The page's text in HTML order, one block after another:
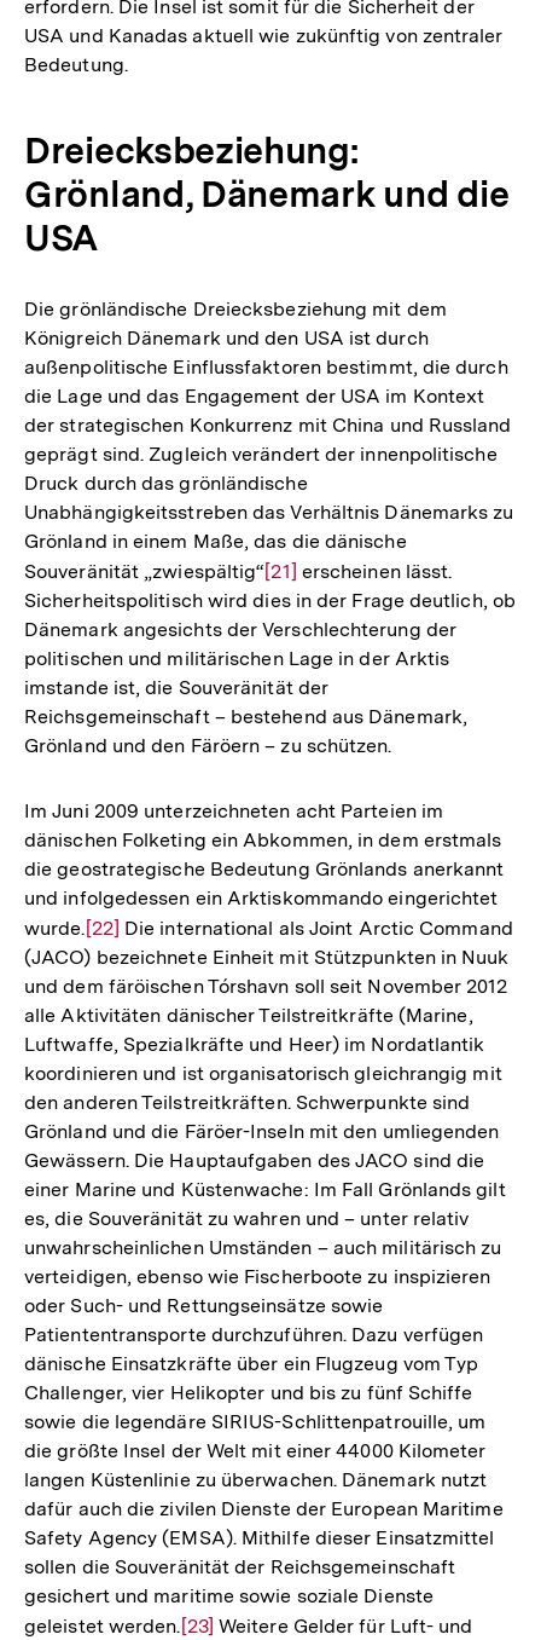
erfordern. Die Insel ist somit für die Sicherheit der
USA und Kanadas aktuell wie zukünftig von zentraler
Bedeutung.
Dreiecksbeziehung:
Grönland, Dänemark und die
USA
Die grönländische Dreiecksbeziehung mit dem
Königreich Dänemark und den USA ist durch
außenpolitische Einflussfaktoren bestimmt, die durch
die Lage und das Engagement der USA im Kontext
der strategischen Konkurrenz mit China und Russland
geprägt sind. Zugleich verändert der innenpolitische
Druck durch das grönländische
Unabhängigkeitsstreben das Verhältnis Dänemarks zu
Grönland in einem Maße, das die dänische
Souveränität „zwiespältig“Zur
Auflösung
der
Fußnote
[21] erscheinen lässt.
Sicherheitspolitisch wird dies in der Frage deutlich, ob
Dänemark angesichts der Verschlechterung der
politischen und militärischen Lage in der Arktis
imstande ist, die Souveränität der
Reichsgemeinschaft – bestehend aus Dänemark,
Grönland und den Färöern – zu schützen.
Im Juni 2009 unterzeichneten acht Parteien im
dänischen Folketing ein Abkommen, in dem erstmals
die geostrategische Bedeutung Grönlands anerkannt
und infolgedessen ein Arktiskommando eingerichtet
wurde.Zur
Auflösung
der
Fußnote
[22] Die international als Joint Arctic Command
(JACO) bezeichnete Einheit mit Stützpunkten in Nuuk
und dem färöischen Tórshavn soll seit November 2012
alle Aktivitäten dänischer Teilstreitkräfte (Marine,
Luftwaffe, Spezialkräfte und Heer) im Nordatlantik
koordinieren und ist organisatorisch gleichrangig mit
den anderen Teilstreitkräften. Schwerpunkte sind
Grönland und die Färöer-Inseln mit den umliegenden
Gewässern. Die Hauptaufgaben des JACO sind die
einer Marine und Küstenwache: Im Fall Grönlands gilt
es, die Souveränität zu wahren und – unter relativ
unwahrscheinlichen Umständen – auch militärisch zu
verteidigen, ebenso wie Fischerboote zu inspizieren
oder Such- und Rettungseinsätze sowie
Patiententransporte durchzuführen. Dazu verfügen
dänische Einsatzkräfte über ein Flugzeug vom Typ
Challenger, vier Helikopter und bis zu fünf Schiffe
sowie die legendäre SIRIUS-Schlittenpatrouille, um
die größte Insel der Welt mit einer 44000 Kilometer
langen Küstenlinie zu überwachen. Dänemark nutzt
dafür auch die zivilen Dienste der European Maritime
Safety Agency (EMSA). Mithilfe dieser Einsatzmittel
sollen die Souveränität der Reichsgemeinschaft
gesichert und maritime sowie soziale Dienste
geleistet werden.Zur
[23] Weitere Gelder für Luft- und